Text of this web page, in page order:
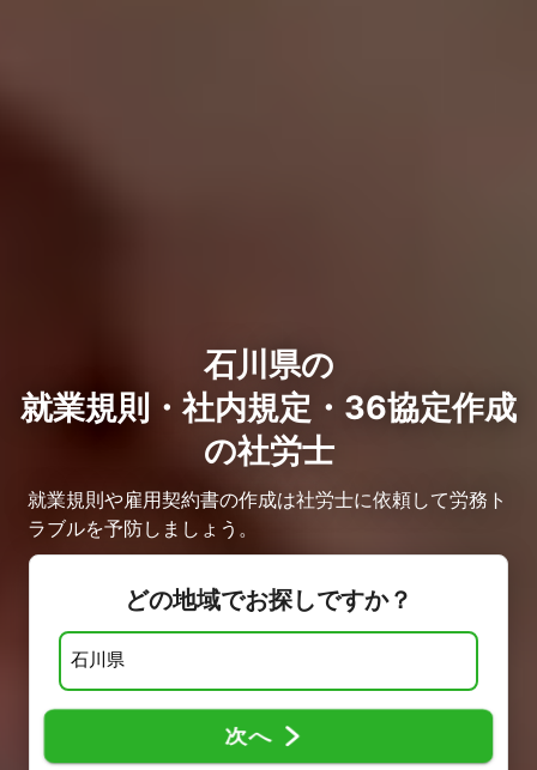
石川県の
就業規則・社内規定・36協定作成
の社労士
就業規則や雇用契約書の作成は社労士に依頼して労務ト
ラブルを予防しましょう。
どの地域でお探しですか？
次へ